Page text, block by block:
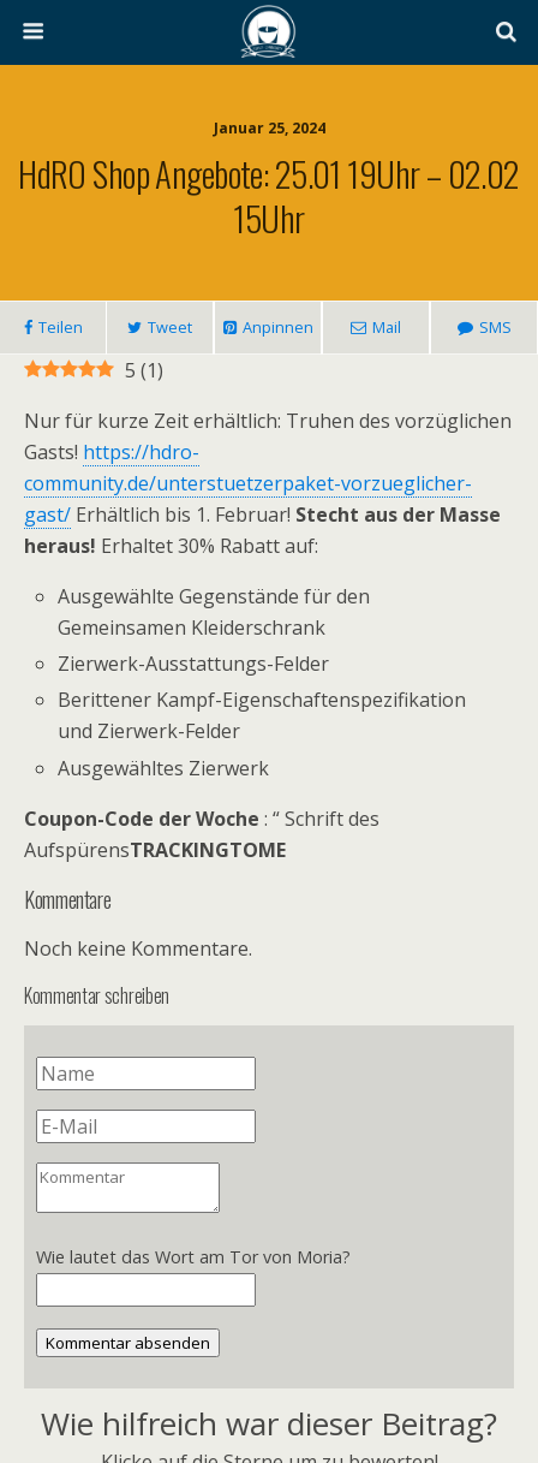
Januar 25, 2024
HdRO Shop Angebote: 25.01 19Uhr – 02.02
15Uhr
Teilen Tweet Anpinnen Mail SMS
5 (1)
Nur für kurze Zeit erhältlich: Truhen des vorzüglichen
Gasts! https://hdro-
community.de/unterstuetzerpaket-vorzueglicher-
gast/ Erhältlich bis 1. Februar! Stecht aus der Masse
heraus! Erhaltet 30% Rabatt auf:
Ausgewählte Gegenstände für den
Gemeinsamen Kleiderschrank
Zierwerk-Ausstattungs-Felder
Berittener Kampf-Eigenschaftenspezifikation
und Zierwerk-Felder
Ausgewähltes Zierwerk
Coupon-Code der Woche : “ Schrift des
AufspürensTRACKINGTOME
Kommentare
Noch keine Kommentare.
Kommentar schreiben
Wie lautet das Wort am Tor von Moria?
Kommentar absenden
Wie hilfreich war dieser Beitrag?